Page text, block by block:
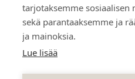
tarjotaksemme sosiaalisen
sekä parantaaksemme ja
ja mainoksia.
Lue lisää